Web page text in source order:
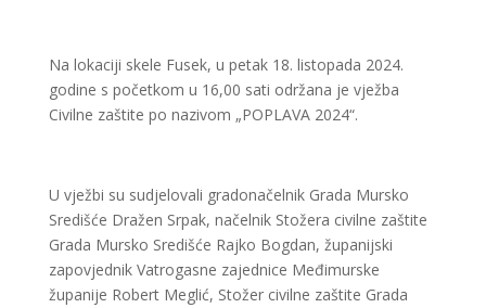
Na lokaciji skele Fusek, u petak 18. listopada 2024.
godine s početkom u 16,00 sati održana je vježba
Civilne zaštite po nazivom „POPLAVA 2024“.
U vježbi su sudjelovali gradonačelnik Grada Mursko
Središće Dražen Srpak, načelnik Stožera civilne zaštite
Grada Mursko Središće Rajko Bogdan, županijski
zapovjednik Vatrogasne zajednice Međimurske
županije Robert Meglić, Stožer civilne zaštite Grada